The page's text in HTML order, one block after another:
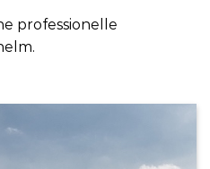
professionelle